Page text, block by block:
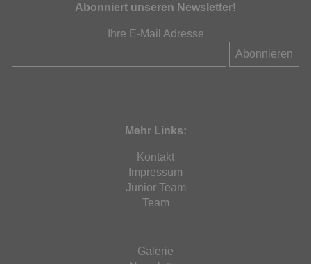
Abonniert unseren Newsletter!
Ihre E-Mail Adresse
Mehr Links:
Kontakt
Impressum
Junior Team
Team
Galerie